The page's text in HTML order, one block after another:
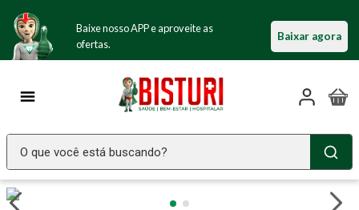
Baixe nosso APP e aproveite as
ofertas.
Baixar agora
O que você está buscando?